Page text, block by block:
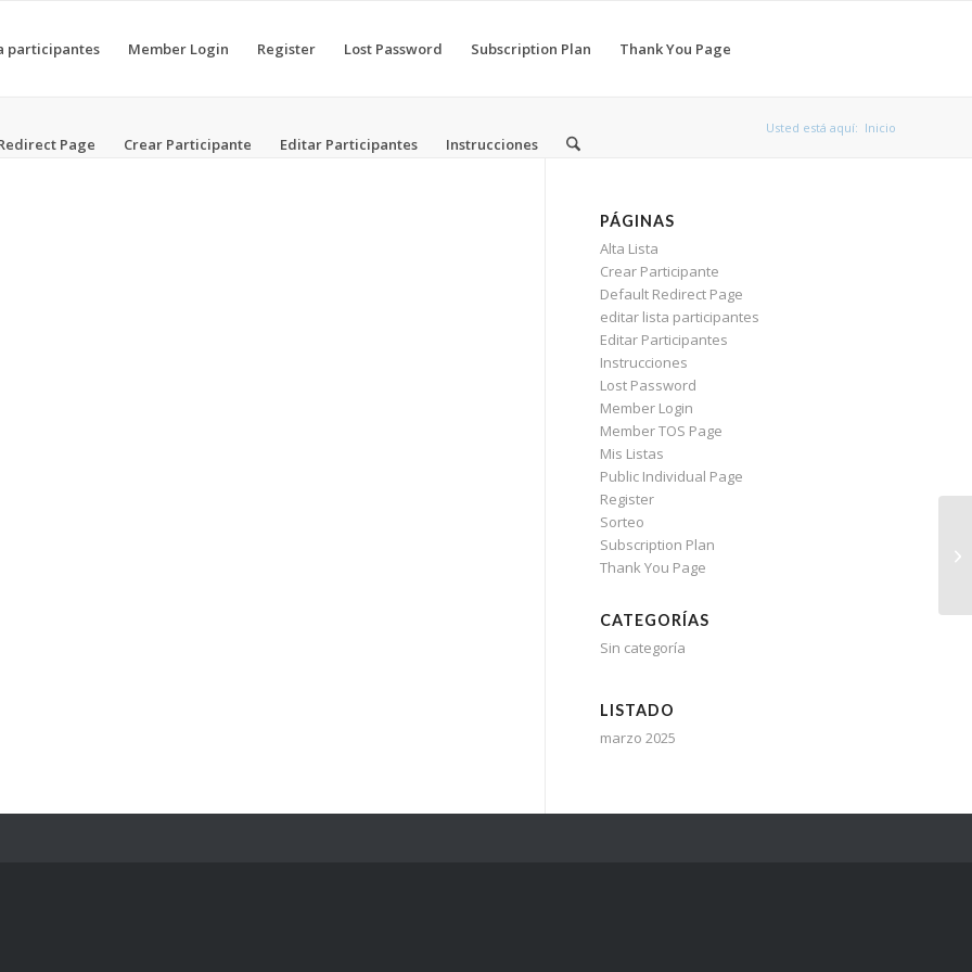
participantes Member Login Register Lost Password Subscription Plan Thank You Page
Page Crear Participante Editar Participantes Instrucciones
Usted está aquí: Inicio
PÁGINAS
Alta Lista
Crear Participante
Default Redirect Page
editar lista participantes
Editar Participantes
Instrucciones
Lost Password
Member Login
Member TOS Page
Mis Listas
Public Individual Page
Register
Sorteo
Subscription Plan
Thank You Page
CATEGORÍAS
Sin categoría
LISTADO
marzo 2025